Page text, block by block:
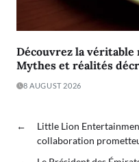
Découvrez la véritable
Mythes et réalités
8 AUGUST 2026
←
Little Lion
collaboration